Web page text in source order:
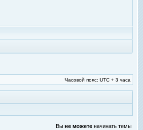
Часовой пояс: UTC + 3 часа
Вы не можете начинать темы